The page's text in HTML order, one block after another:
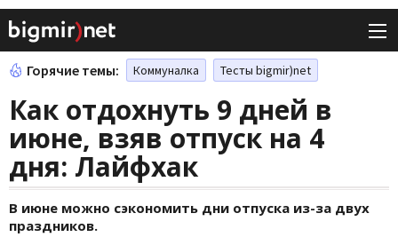
Горячие темы: Коммуналка Тесты bigmir)net
Как отдохнуть 9 дней в
июне, взяв отпуск на 4
дня: Лайфхак
В июне можно сэкономить дни отпуска из-за двух
праздников.